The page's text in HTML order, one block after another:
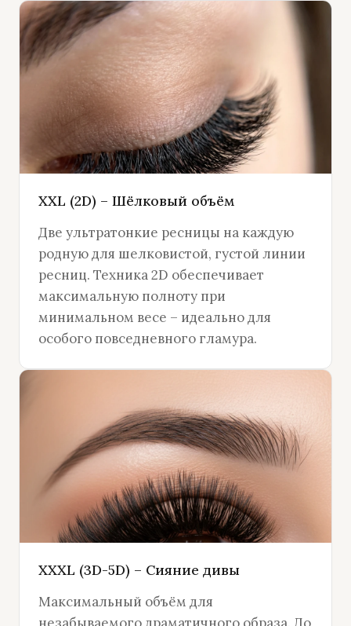
XXL (2D) – Шёлковый объём
Две ультратонкие ресницы на каждую
родную для шелковистой, густой линии
ресниц. Техника 2D обеспечивает
максимальную полноту при
минимальном весе – идеально для
особого повседневного гламура.
XXXL (3D-5D) – Сияние дивы
Максимальный объём для